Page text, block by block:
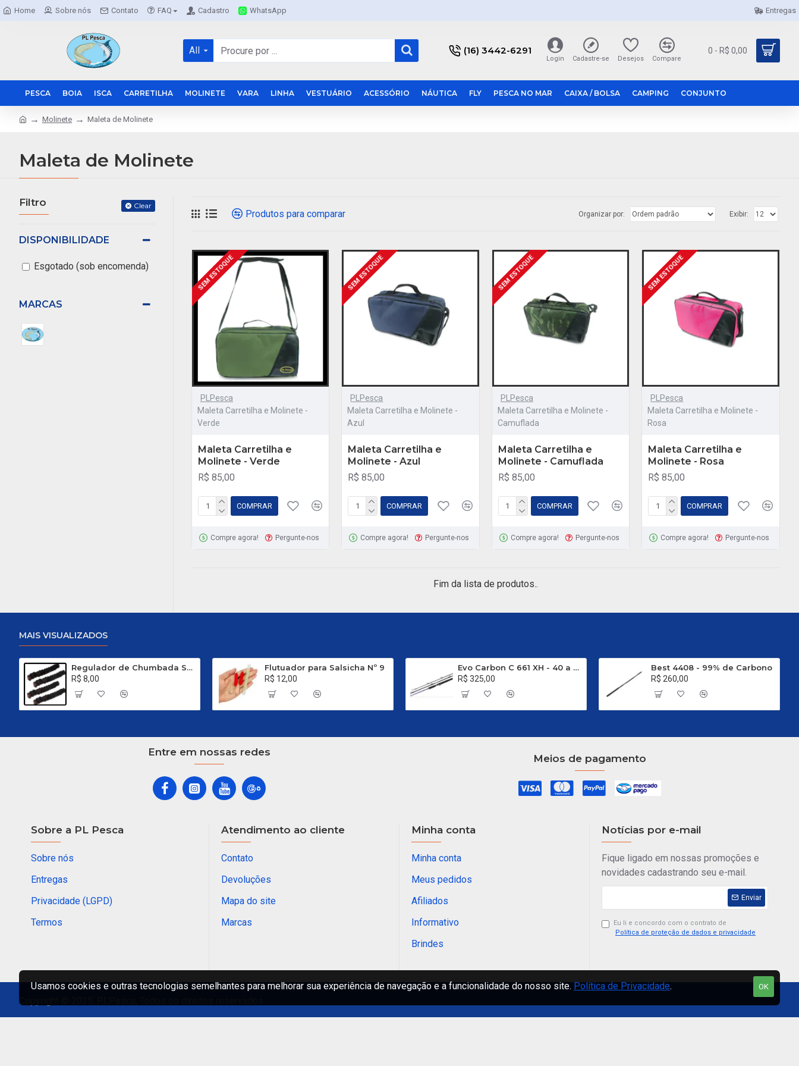
Home Sobre nós Contato FAQ Cadastro WhatsApp Entregas
(16) 3442-6291
All
Login Cadastre-se Desejos Compare
0 - R$ 0,00
PESCA BOIA ISCA CARRETILHA MOLINETE VARA LINHA VESTUÁRIO ACESSÓRIO NÁUTICA FLY PESCA NO MAR CAIXA / BOLSA CAMPING CONJUNTO
Molinete Maleta de Molinete
Maleta de Molinete
Filtro Clear
MARCAS
DISPONIBILIDADE
Esgotado (sob encomenda)
Produtos para comparar Organizar por: Exibir:
SEM ESTOQUE
PLPesca
Maleta Carretilha e Molinete -
Verde
Maleta Carretilha e
Molinete - Verde
R$ 85,00
COMPRAR
Compre agora! Pergunte-nos
SEM ESTOQUE
PLPesca
Maleta Carretilha e Molinete -
Azul
Maleta Carretilha e
Molinete - Azul
R$ 85,00
COMPRAR
Compre agora! Pergunte-nos
SEM ESTOQUE
PLPesca
Maleta Carretilha e Molinete -
Camuflada
Maleta Carretilha e
Molinete - Camuflada
R$ 85,00
COMPRAR
Compre agora! Pergunte-nos
SEM ESTOQUE
PLPesca
Maleta Carretilha e Molinete -
Rosa
Maleta Carretilha e
Molinete - Rosa
R$ 85,00
COMPRAR
Compre agora! Pergunte-nos
Fim da lista de produtos..
MAIS VISUALIZADOS
Regulador de Chumbada STOP Nº 1
R$ 8,00
Flutuador para Salsicha Nº 9
R$ 12,00
Evo Carbon C 661 XH - 40 a 80 Libras
R$ 325,00
Best 4408 - 99% de Carbono
R$ 260,00
Entre em nossas redes
Meios de pagamento
Sobre a PL Pesca
Sobre nós
Entregas
Privacidade (LGPD)
Termos
Atendimento ao cliente
Contato
Devoluções
Mapa do site
Marcas
Minha conta
Minha conta
Meus pedidos
Afiliados
Informativo
Brindes
Notícias por e-mail
Fique ligado em nossas promoções e
novidades cadastrando seu e-mail.
Enviar
Eu li e concordo com o contrato de
Política de proteção de dados e privacidade
Copyright © 2025, PLPesca, Todos os direitos reservados.
OK
Usamos cookies e outras tecnologias semelhantes para melhorar sua experiência de navegação e a funcionalidade do nosso site. Política de Privacidade.